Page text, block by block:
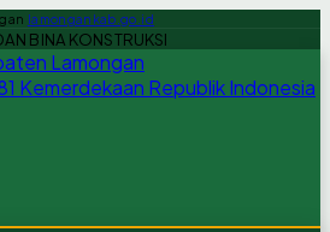
lamongankab.go.id
BINA KONSTRUKSI